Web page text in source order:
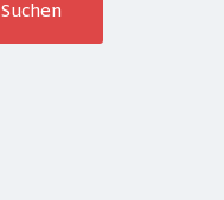
Suchen